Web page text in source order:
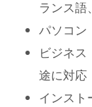
ランス
パソコン
ビジネ
途に対応
インスト